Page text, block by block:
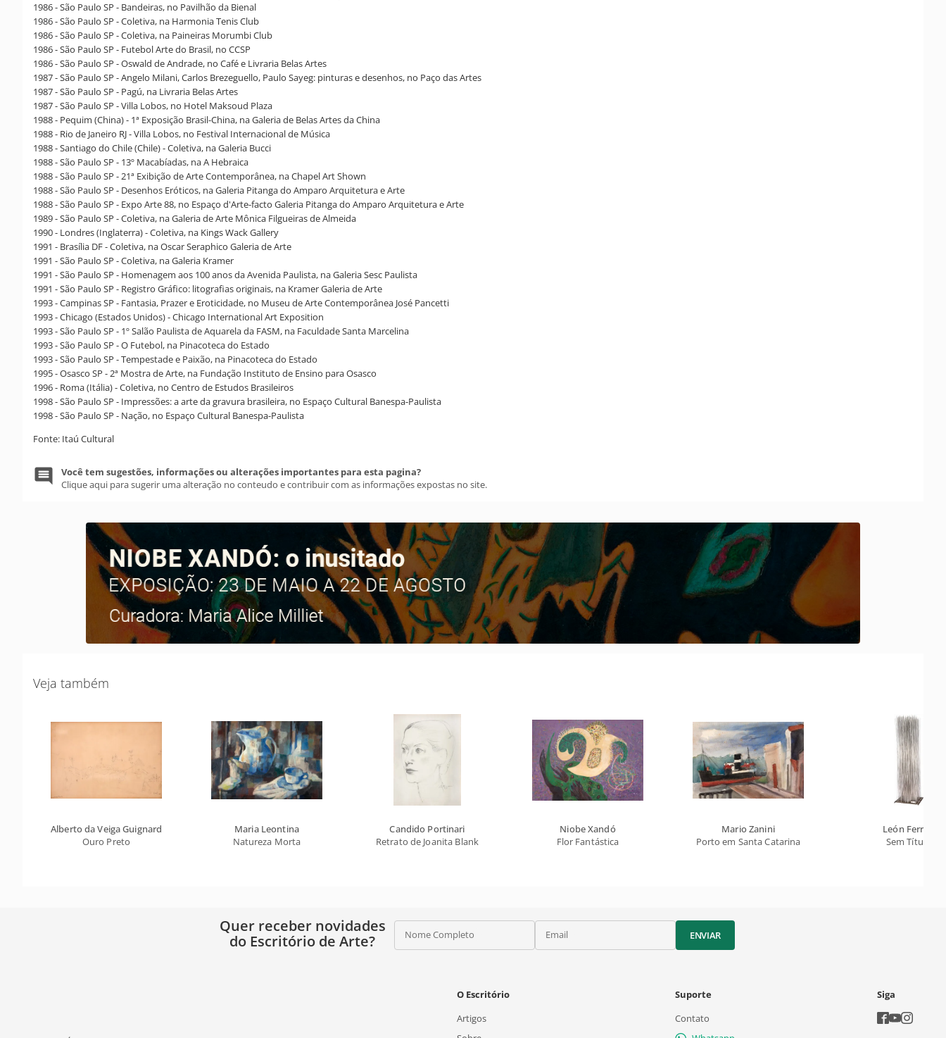
1986 - São Paulo SP - Bandeiras, no Pavilhão da Bienal
1986 - São Paulo SP - Coletiva, na Harmonia Tenis Club
1986 - São Paulo SP - Coletiva, na Paineiras Morumbi Club
1986 - São Paulo SP - Futebol Arte do Brasil, no CCSP
1986 - São Paulo SP - Oswald de Andrade, no Café e Livraria Belas Artes
1987 - São Paulo SP - Angelo Milani, Carlos Brezeguello, Paulo Sayeg: pinturas e desenhos, no Paço das Artes
1987 - São Paulo SP - Pagú, na Livraria Belas Artes
1987 - São Paulo SP - Villa Lobos, no Hotel Maksoud Plaza
1988 - Pequim (China) - 1ª Exposição Brasil-China, na Galeria de Belas Artes da China
1988 - Rio de Janeiro RJ - Villa Lobos, no Festival Internacional de Música
1988 - Santiago do Chile (Chile) - Coletiva, na Galeria Bucci
1988 - São Paulo SP - 13º Macabíadas, na A Hebraica
1988 - São Paulo SP - 21ª Exibição de Arte Contemporânea, na Chapel Art Shown
1988 - São Paulo SP - Desenhos Eróticos, na Galeria Pitanga do Amparo Arquitetura e Arte
1988 - São Paulo SP - Expo Arte 88, no Espaço d'Arte-facto Galeria Pitanga do Amparo Arquitetura e Arte
1989 - São Paulo SP - Coletiva, na Galeria de Arte Mônica Filgueiras de Almeida
1990 - Londres (Inglaterra) - Coletiva, na Kings Wack Gallery
1991 - Brasília DF - Coletiva, na Oscar Seraphico Galeria de Arte
1991 - São Paulo SP - Coletiva, na Galeria Kramer
1991 - São Paulo SP - Homenagem aos 100 anos da Avenida Paulista, na Galeria Sesc Paulista
1991 - São Paulo SP - Registro Gráfico: litografias originais, na Kramer Galeria de Arte
1993 - Campinas SP - Fantasia, Prazer e Eroticidade, no Museu de Arte Contemporânea José Pancetti
1993 - Chicago (Estados Unidos) - Chicago International Art Exposition
1993 - São Paulo SP - 1º Salão Paulista de Aquarela da FASM, na Faculdade Santa Marcelina
1993 - São Paulo SP - O Futebol, na Pinacoteca do Estado
1993 - São Paulo SP - Tempestade e Paixão, na Pinacoteca do Estado
1995 - Osasco SP - 2ª Mostra de Arte, na Fundação Instituto de Ensino para Osasco
1996 - Roma (Itália) - Coletiva, no Centro de Estudos Brasileiros
1998 - São Paulo SP - Impressões: a arte da gravura brasileira, no Espaço Cultural Banespa-Paulista
1998 - São Paulo SP - Nação, no Espaço Cultural Banespa-Paulista
Fonte: Itaú Cultural
Você tem sugestões, informações ou alterações importantes para esta pagina?
Clique aqui para sugerir uma alteração no conteudo e contribuir com as informações expostas no site.
Veja também
Alberto da Veiga Guignard
Ouro Preto
Maria Leontina
Natureza Morta
Candido Portinari
Retrato de Joanita Blank
Niobe Xandó
Flor Fantástica
Mario Zanini
Porto em Santa Catarina
León Ferrari
Sem Título
Quer receber novidades
do Escritório de Arte?
Nome Completo Email ENVIAR
O Escritório
Artigos
Suporte
Contato
Siga